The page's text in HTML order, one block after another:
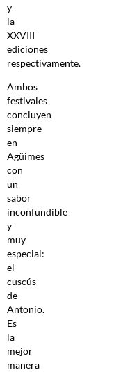
y
la
XXVIII
ediciones
respectivamente.
Ambos
festivales
concluyen
siempre
en
Agüimes
con
un
sabor
inconfundible
y
muy
especial:
el
cuscús
de
Antonio.
Es
la
mejor
manera